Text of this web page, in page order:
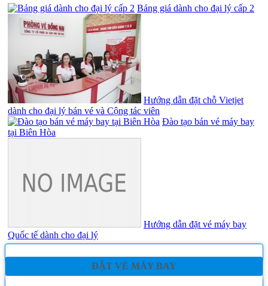
Bảng giá dành cho đại lý cấp 2
Hướng dẫn đặt chỗ Vietjet
dành cho đại lý bán vé và Cộng tác viên
Đào tạo bán vé máy bay
tại Biên Hòa
Hướng dẫn đặt vé máy bay
Quốc tế dành cho đại lý
ĐẶT VÉ MÁY BAY